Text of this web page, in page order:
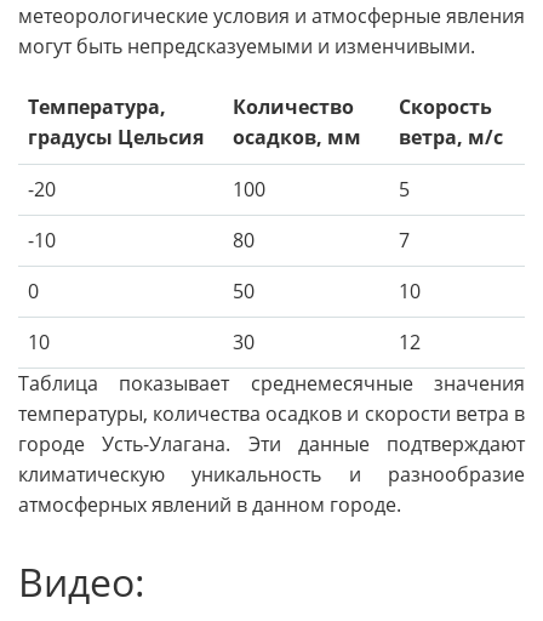
метеорологические условия и атмосферные явления
могут быть непредсказуемыми и изменчивыми.
Температура,
градусы Цельсия
Количество
осадков, мм
Скорость
ветра, м/с
-20
100
5
-10
80
7
0
50
10
10
30
12
Таблица показывает среднемесячные значения
температуры, количества осадков и скорости ветра в
городе Усть-Улагана. Эти данные подтверждают
климатическую уникальность и разнообразие
атмосферных явлений в данном городе.
Видео: